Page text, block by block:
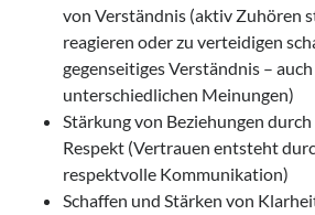
von Verständnis (aktiv Zuhören
reagieren oder zu verteidigen
gegenseitiges Verständnis –
unterschiedlichen Meinungen)
Stärkung von Beziehungen
Respekt (Vertrauen entsteht
respektvolle Kommunikation)
Schaffen und Stärken von